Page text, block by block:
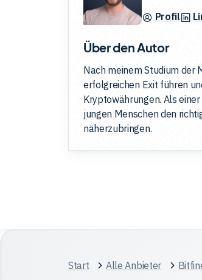
Profil
Über den Autor
Nach meinem Studium der
erfolgreichen Exit führen
Kryptowährungen. Als
jungen Menschen den
näherzubringen.
Start Alle Anbieter